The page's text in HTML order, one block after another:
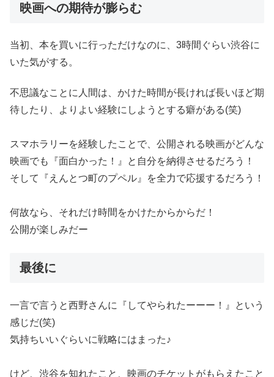
映画への期待が膨らむ
当初、本を買いに行っただけなのに、3時間ぐらい渋谷に
いた気がする。
不思議なことに人間は、かけた時間が長ければ長いほど期
待したり、よりよい経験にしようとする癖がある(笑)
スマホラリーを経験したことで、公開される映画がどんな
映画でも『面白かった！』と自分を納得させるだろう！
そして『えんとつ町のプペル』を全力で応援するだろう！
何故なら、それだけ時間をかけたからからだ！
公開が楽しみだー
最後に
一言で言うと西野さんに『してやられたーーー！』という
感じだ(笑)
気持ちいいぐらいに戦略にはまった♪
けど、渋谷を知れたこと、映画のチケットがもらえたこと